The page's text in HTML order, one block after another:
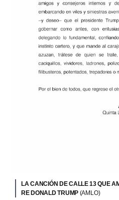
LA CANCIÓN DE CALLE 13 QUE
RE DONALD TRUMP (AMLO)